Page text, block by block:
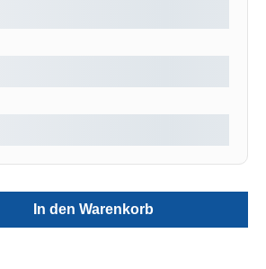
gewünschten Wert ein
In den Warenkorb